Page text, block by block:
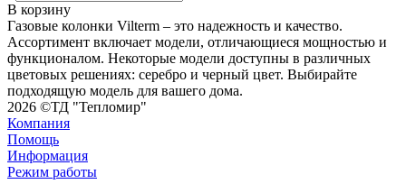
В корзину
Газовые колонки Vilterm – это надежность и качество.
Ассортимент включает модели, отличающиеся мощностью и
функционалом. Некоторые модели доступны в различных
цветовых решениях: серебро и черный цвет. Выбирайте
подходящую модель для вашего дома.
2026 ©ТД "Тепломир"
Компания
Помощь
Информация
Режим работы